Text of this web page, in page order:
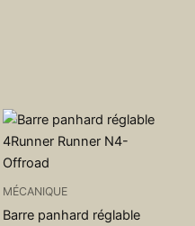
MÉCANIQUE
Barre panhard réglable